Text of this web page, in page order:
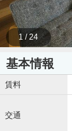
1 / 24
基本情報
賃料
交通